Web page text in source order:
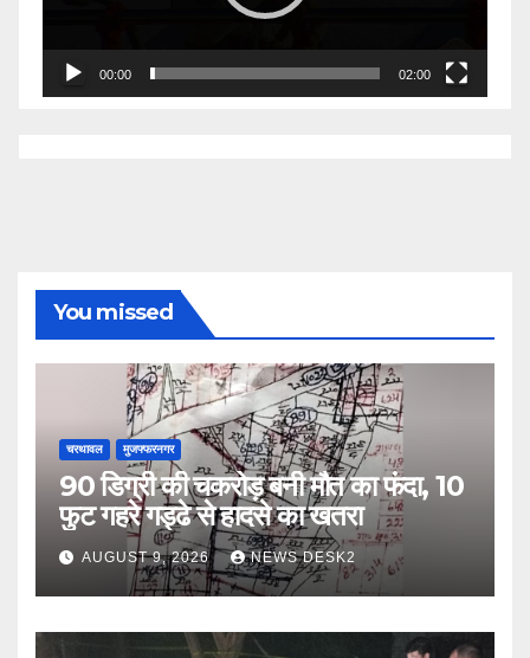
00:00 02:00
You missed
चरथावल मुजफ्फरनगर
90 डिग्री की चकरोड़ बनी मौत का फंदा, 10
फुट गहरे गड्ढे से हादसे का खतरा
AUGUST 9, 2026 NEWS DESK2